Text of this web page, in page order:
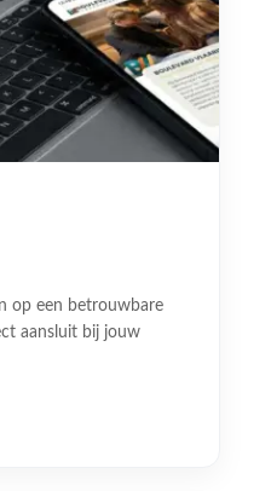
op een betrouwbare
aansluit bij jouw